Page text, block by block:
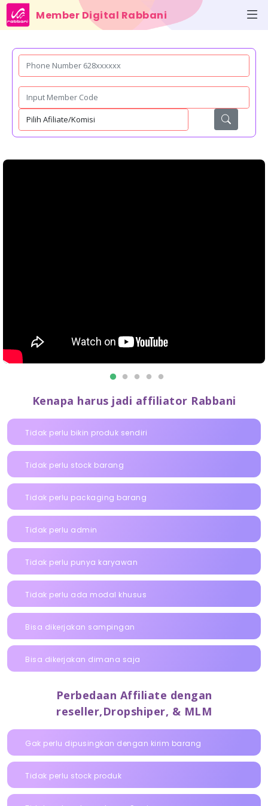
Member Digital Rabbani
Kenapa harus jadi affiliator Rabbani
Tidak perlu bikin produk sendiri
Tidak perlu stock barang
Tidak perlu packaging barang
Tidak perlu admin
Tidak perlu punya karyawan
Tidak perlu ada modal khusus
Bisa dikerjakan sampingan
Bisa dikerjakan dimana saja
Perbedaan Affiliate dengan
reseller,Dropshiper, & MLM
Gak perlu dipusingkan dengan kirim barang
Tidak perlu stock produk